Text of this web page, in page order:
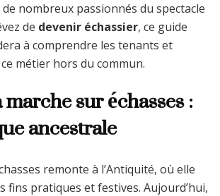
nombreux passionnés du spectacle
de devenir échassier, ce guide
à comprendre les tenants et
métier hors du commun.
sur échasses :
ancestrale
remonte à l’Antiquité, où elle
fins pratiques et festives. Aujourd’hui,